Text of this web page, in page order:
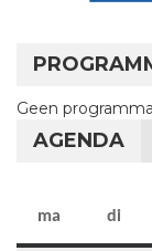
Geen
AGENDA
ma maandag
di